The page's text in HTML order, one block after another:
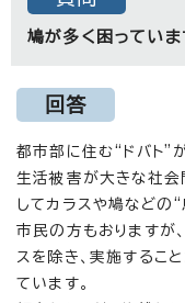
鳩が多く困っていま
回答
都市部に住む“ドバト”
生活被害が大きな社会
してカラスや鳩などの
市民の方もおりますが
スを除き、実施するこ
ています。